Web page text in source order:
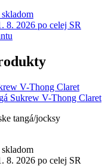
8. 2026 po celej SR
Sukrew V-Thong Claret
tangá/jocksy
8. 2026 po celej SR